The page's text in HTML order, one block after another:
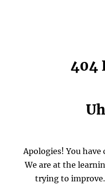
404
Apologies! You
We are at the
trying to improve.